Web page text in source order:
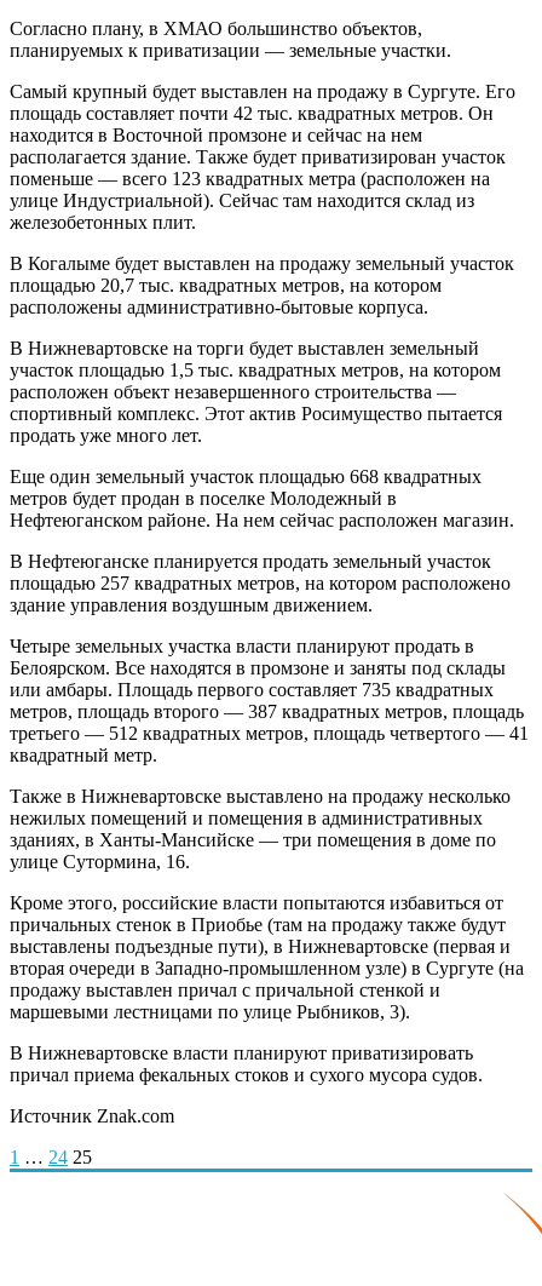
Согласно плану, в ХМАО большинство объектов,
планируемых к приватизации — земельные участки.
Самый крупный будет выставлен на продажу в Сургуте. Его
площадь составляет почти 42 тыс. квадратных метров. Он
находится в Восточной промзоне и сейчас на нем
располагается здание. Также будет приватизирован участок
поменьше — всего 123 квадратных метра (расположен на
улице Индустриальной). Сейчас там находится склад из
железобетонных плит.
В Когалыме будет выставлен на продажу земельный участок
площадью 20,7 тыс. квадратных метров, на котором
расположены административно-бытовые корпуса.
В Нижневартовске на торги будет выставлен земельный
участок площадью 1,5 тыс. квадратных метров, на котором
расположен объект незавершенного строительства —
спортивный комплекс. Этот актив Росимущество пытается
продать уже много лет.
Еще один земельный участок площадью 668 квадратных
метров будет продан в поселке Молодежный в
Нефтеюганском районе. На нем сейчас расположен магазин.
В Нефтеюганске планируется продать земельный участок
площадью 257 квадратных метров, на котором расположено
здание управления воздушным движением.
Четыре земельных участка власти планируют продать в
Белоярском. Все находятся в промзоне и заняты под склады
или амбары. Площадь первого составляет 735 квадратных
метров, площадь второго — 387 квадратных метров, площадь
третьего — 512 квадратных метров, площадь четвертого — 41
квадратный метр.
Также в Нижневартовске выставлено на продажу несколько
нежилых помещений и помещения в административных
зданиях, в Ханты-Мансийске — три помещения в доме по
улице Сутормина, 16.
Кроме этого, российские власти попытаются избавиться от
причальных стенок в Приобье (там на продажу также будут
выставлены подъездные пути), в Нижневартовске (первая и
вторая очереди в Западно-промышленном узле) в Сургуте (на
продажу выставлен причал с причальной стенкой и
маршевыми лестницами по улице Рыбников, 3).
В Нижневартовске власти планируют приватизировать
причал приема фекальных стоков и сухого мусора судов.
Источник Znak.com
Пагинация
1 … 24 25